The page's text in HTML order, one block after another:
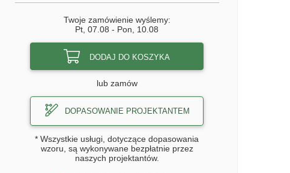
Twoje zamówienie wyślemy:
Pt, 07.08 - Pon, 10.08
DODAJ DO KOSZYKA
lub zamów
DOPASOWANIE PROJEKTANTEM
* Wszystkie usługi, dotyczące dopasowania
wzoru, są wykonywane bezpłatnie przez
naszych projektantów.